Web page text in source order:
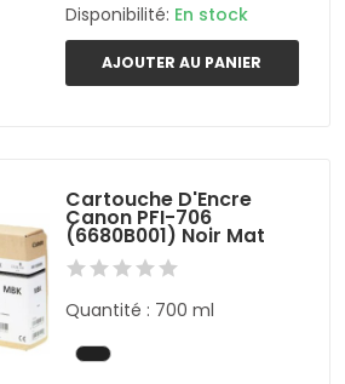
Disponibilité: En stock
AJOUTER AU PANIER
Cartouche D'Encre
Canon PFI-706
(6680B001) Noir Mat
Quantité : 700 ml